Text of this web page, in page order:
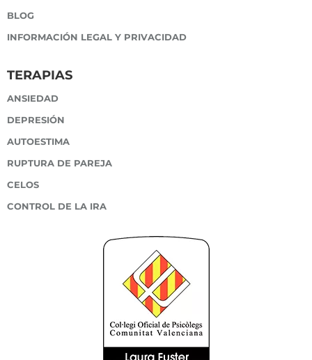
BLOG
INFORMACIÓN LEGAL Y PRIVACIDAD
TERAPIAS
ANSIEDAD
DEPRESIÓN
AUTOESTIMA
RUPTURA DE PAREJA
CELOS
CONTROL DE LA IRA